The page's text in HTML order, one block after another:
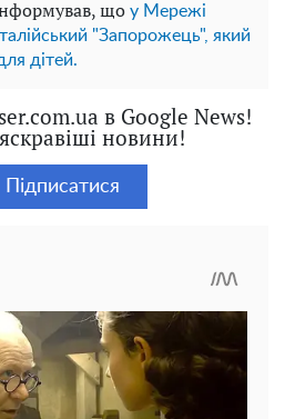
що у Мережі
"Запорожець", який
дітей.
в Google News!
новини!
Підписатися